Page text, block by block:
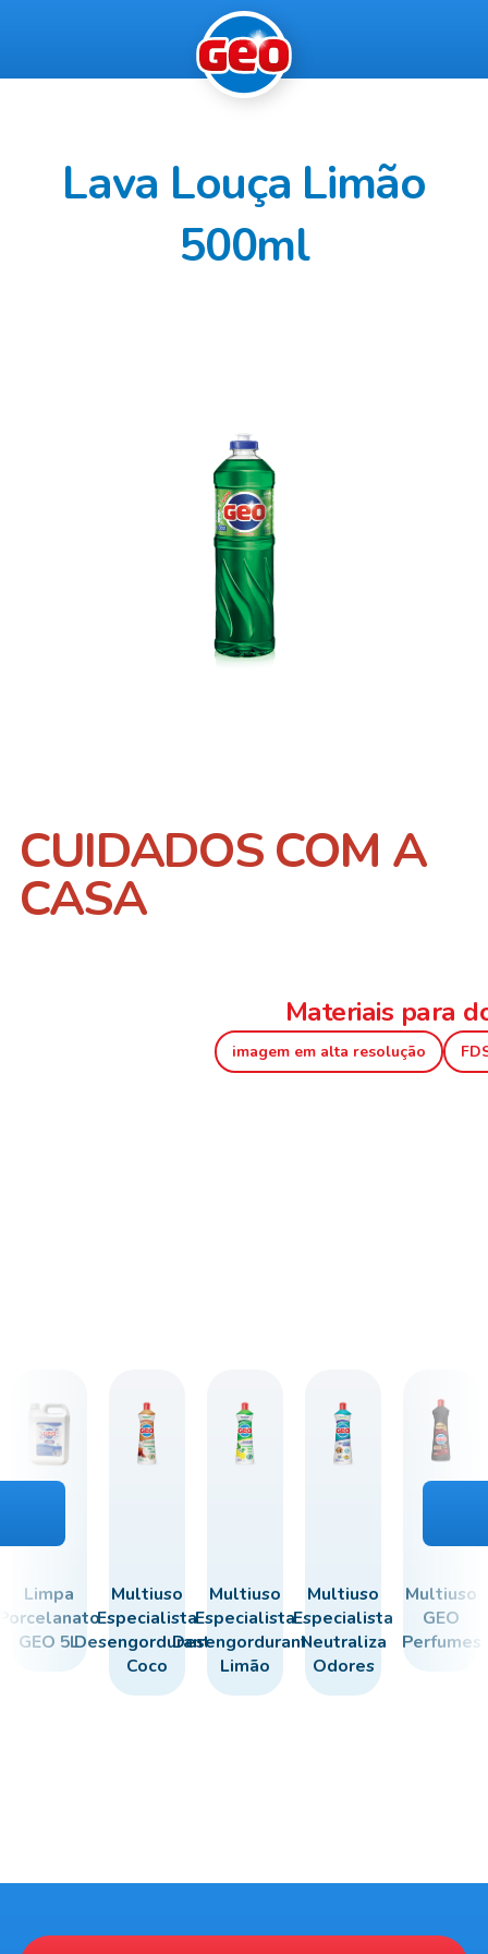
Lava Louça Limão
500ml
CUIDADOS COM A
CASA
Materiais para
imagem em alta resolução
Limpa
GEO 5L
Multiuso
Especialista
Desengordurante
Coco
Multiuso
Especialista
Desengordurante
Limão
Multiuso
Especialista
Neutraliza
Odores
Multiuso
GEO
Perfumes